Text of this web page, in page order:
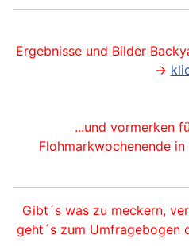
Ergebnisse und Bilder
->
...und vormerken
Flohmarkwochenende
Gibt´s was zu meckern,
geht´s zum Umfragebogen